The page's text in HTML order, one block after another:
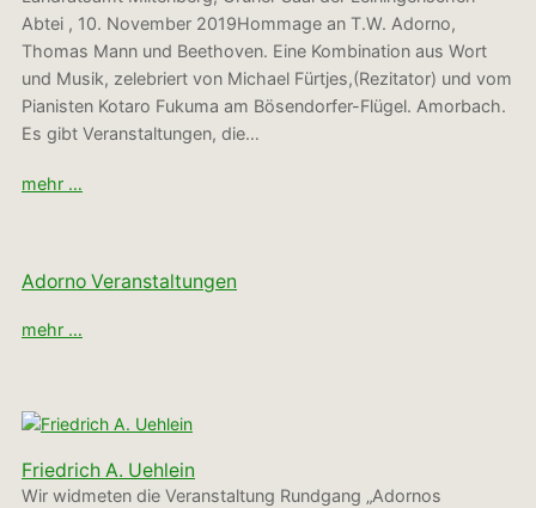
Abtei , 10. November 2019Hommage an T.W. Adorno,
Thomas Mann und Beethoven. Eine Kombination aus Wort
und Musik, zelebriert von Michael Fürtjes,(Rezitator) und vom
Pianisten Kotaro Fukuma am Bösendorfer-Flügel. Amorbach.
Es gibt Veranstaltungen, die…
mehr …
Adorno Veranstaltungen
mehr …
Friedrich A. Uehlein
Wir widmeten die Veranstaltung Rundgang „Adornos